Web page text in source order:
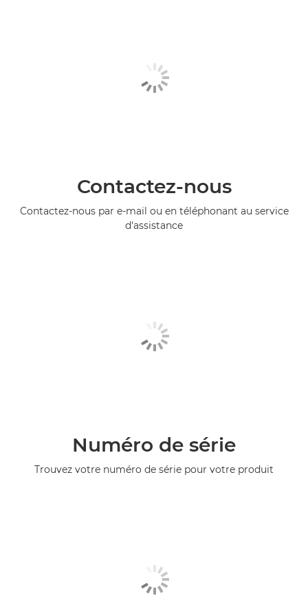
Contactez-nous
Contactez-nous par e-mail ou en téléphonant au service
d'assistance
Numéro de série
Trouvez votre numéro de série pour votre produit